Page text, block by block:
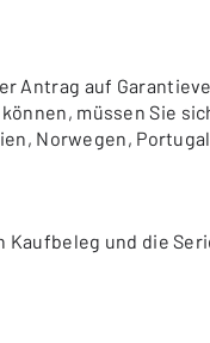
auf
müssen Sie
Norwegen,
und die